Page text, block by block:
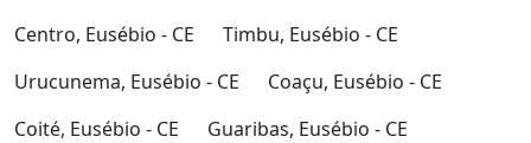
Centro, Eusébio - CE
Timbu, Eusébio - CE
Urucunema, Eusébio - CE
Coaçu, Eusébio - CE
Coité, Eusébio - CE
Guaribas, Eusébio - CE